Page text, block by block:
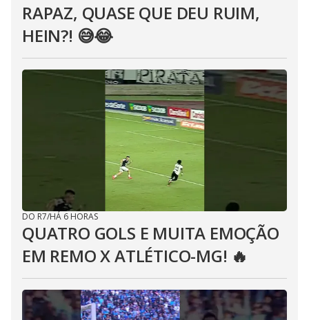
RAPAZ, QUASE QUE DEU RUIM,
HEIN?! 😅😂⁣
DO R7/HÁ 6 HORAS
QUATRO GOLS E MUITA EMOÇÃO
EM REMO X ATLÉTICO-MG! 🔥